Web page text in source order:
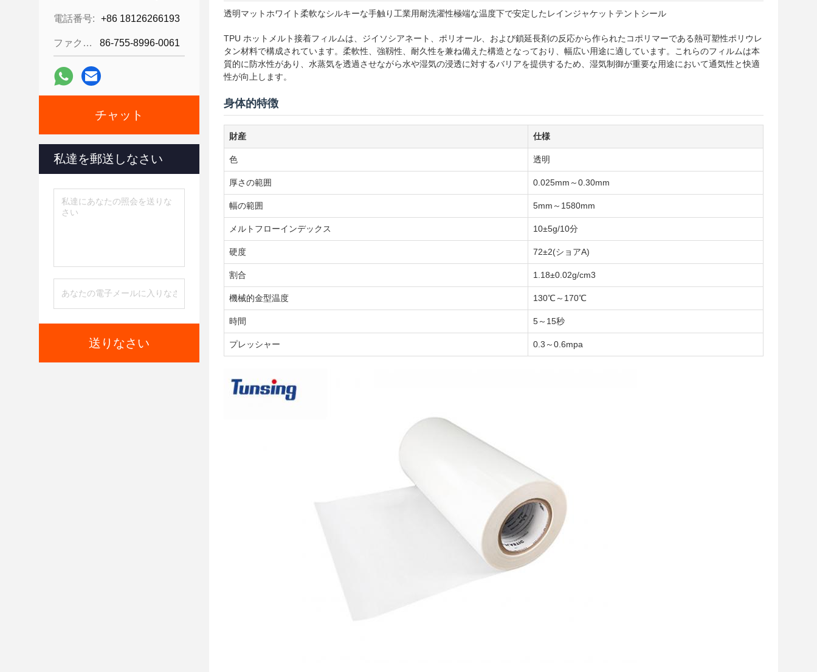
電話番号: +86 18126266193
ファクシミリ: 86-755-8996-0061
チャット
私達を郵送しなさい
送りなさい
透明マットホワイト柔軟なシルキーな手触り工業用耐洗濯性極端な温度下で安定したレインジャケットテントシール
TPU ホットメルト接着フィルムは、ジイソシアネート、ポリオール、および鎖延長剤の反応から作られたコポリマーである熱可塑性ポリウレ
タン材料で構成されています。柔軟性、強靱性、耐久性を兼ね備えた構造となっており、幅広い用途に適しています。これらのフィルムは本
質的に防水性があり、水蒸気を透過させながら水や湿気の浸透に対するバリアを提供するため、湿気制御が重要な用途において通気性と快適
性が向上します。
身体的特徴
財産 仕様
色 透明
厚さの範囲 0.025mm～0.30mm
幅の範囲 5mm～1580mm
メルトフローインデックス 10±5g/10分
硬度 72±2(ショアA)
割合 1.18±0.02g/cm3
機械的金型温度 130℃～170℃
時間 5～15秒
プレッシャー 0.3～0.6mpa